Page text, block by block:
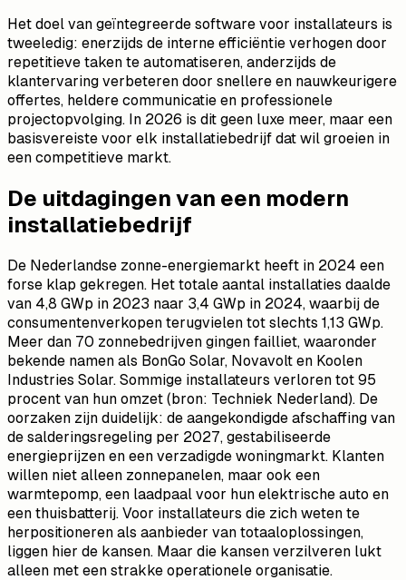
Het doel van geïntegreerde software voor installateurs is
tweeledig: enerzijds de interne efficiëntie verhogen door
repetitieve taken te automatiseren, anderzijds de
klantervaring verbeteren door snellere en nauwkeurigere
offertes, heldere communicatie en professionele
projectopvolging. In 2026 is dit geen luxe meer, maar een
basisvereiste voor elk installatiebedrijf dat wil groeien in
een competitieve markt.
De uitdagingen van een modern
installatiebedrijf
De Nederlandse zonne-energiemarkt heeft in 2024 een
forse klap gekregen. Het totale aantal installaties daalde
van 4,8 GWp in 2023 naar 3,4 GWp in 2024, waarbij de
consumentenverkopen terugvielen tot slechts 1,13 GWp.
Meer dan 70 zonnebedrijven gingen failliet, waaronder
bekende namen als BonGo Solar, Novavolt en Koolen
Industries Solar. Sommige installateurs verloren tot 95
procent van hun omzet (bron: Techniek Nederland). De
oorzaken zijn duidelijk: de aangekondigde afschaffing van
de salderingsregeling per 2027, gestabiliseerde
energieprijzen en een verzadigde woningmarkt. Klanten
willen niet alleen zonnepanelen, maar ook een
warmtepomp, een laadpaal voor hun elektrische auto en
een thuisbatterij. Voor installateurs die zich weten te
herpositioneren als aanbieder van totaaloplossingen,
liggen hier de kansen. Maar die kansen verzilveren lukt
alleen met een strakke operationele organisatie.